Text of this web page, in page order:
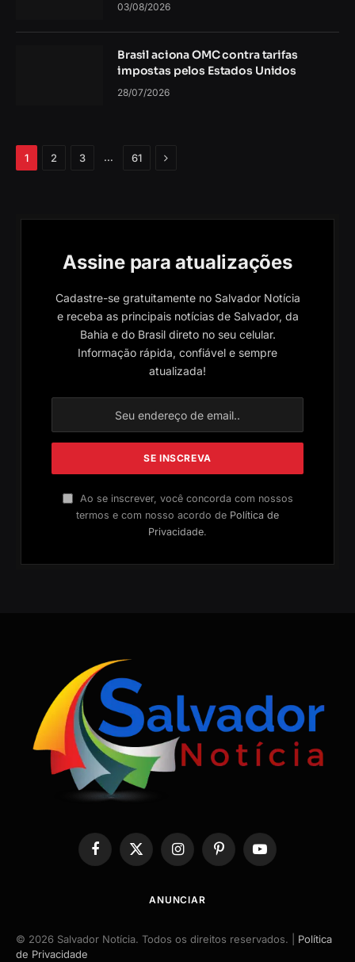
03/08/2026
Brasil aciona OMC contra tarifas
impostas pelos Estados Unidos
28/07/2026
1 2 3 … 61 Próximo
Assine para atualizações
Cadastre-se gratuitamente no Salvador Notícia
e receba as principais notícias de Salvador, da
Bahia e do Brasil direto no seu celular.
Informação rápida, confiável e sempre
atualizada!
Ao se inscrever, você concorda com nossos
termos e com nosso acordo de Política de
Privacidade.
Facebook
X
InstagramPinterestYouTube
ANUNCIAR
© 2026 Salvador Notícia. Todos os direitos reservados. | Política
de Privacidade